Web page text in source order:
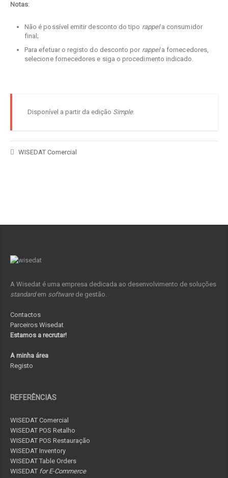
Notas:
Não é possível emitir desconto do tipo rappela consumidor
final;
Para efetuar o registo do desconto por rappela fornecedores,
selecione fornecedores e siga o procedimento indicado.
Disponível a partir da edição Simple.
WISEDAT Comercial
A Wisedat é uma empresa dedicada ao desenvolvimento de soluções
standardem softwarede gestão.
Contactos
Parceiros Wisedat
Estamos a recrutar!
A minha área
Registo
REFERÊNCIAS
WISEDAT Comercial
WISEDAT POS Retalho
WISEDAT POS Restauração
WISEDAT Inventory
WISEDAT Table Orders
WISEDAT for E-Commerce